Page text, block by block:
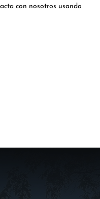
con nosotros usando